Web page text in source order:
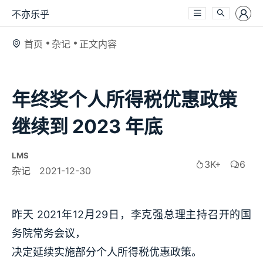
不亦乐乎
首页 杂记 正文内容
年终奖个人所得税优惠政策
继续到 2023 年底
LMS
杂记 2021-12-30
3K+ 6
昨天 2021年12月29日，李克强总理主持召开的国
务院常务会议，
决定延续实施部分个人所得税优惠政策。